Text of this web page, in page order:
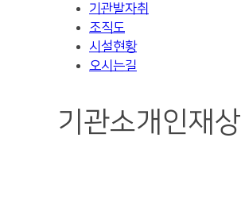
기관발자취
조직도
시설현황
오시는길
기관소개 인재상